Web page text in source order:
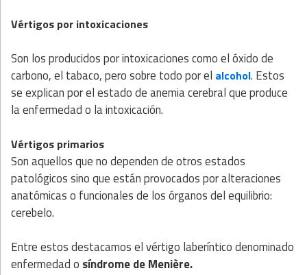
Vértigos por intoxicaciones
Son los producidos por intoxicaciones como el óxido de
carbono, el tabaco, pero sobre todo por el alcohol. Estos
se explican por el estado de anemia cerebral que produce
la enfermedad o la intoxicación.
Vértigos primarios
Son aquellos que no dependen de otros estados
patológicos sino que están provocados por alteraciones
anatómicas o funcionales de los órganos del equilibrio:
cerebelo.
Entre estos destacamos el vértigo laberíntico denominado
enfermedad o síndrome de Menière.